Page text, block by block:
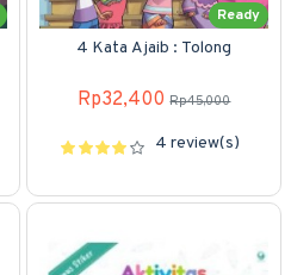
Ready
4 Kata Ajaib : Tolong
Rp32,400 Rp45,000
4 review(s)